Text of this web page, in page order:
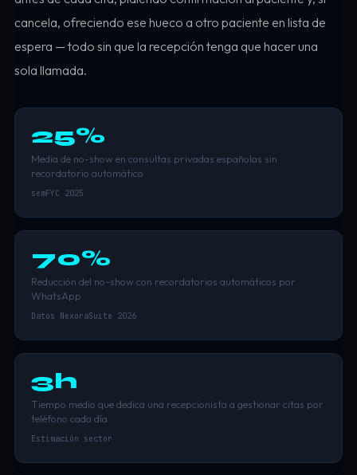
cancela, ofreciendo ese hueco a otro paciente en lista de
espera — todo sin que la recepción tenga que hacer una
sola llamada.
25%
Media de no-show en consultas privadas españolas sin
recordatorio automático
semFYC 2025
70%
Reducción del no-show con recordatorios automáticos por
WhatsApp
Datos NexoraSuite 2026
3h
Tiempo medio que dedica una recepcionista a gestionar citas por
teléfono cada día
Estimación sector